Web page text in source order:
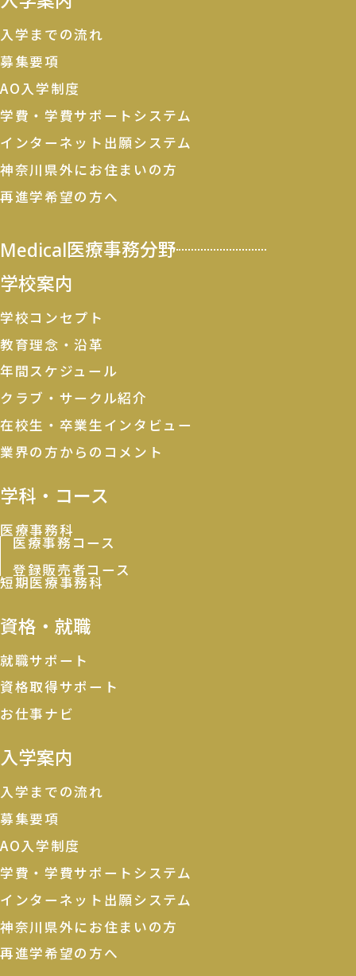
入学までの流れ
募集要項
AO入学制度
学費・学費サポートシステム
インターネット出願システム
神奈川県外にお住まいの方
再進学希望の方へ
Medical医療事務分野
学校案内
学校コンセプト
教育理念・沿革
年間スケジュール
クラブ・サークル紹介
在校生・卒業生インタビュー
業界の方からのコメント
学科・コース
医療事務科
医療事務コース
登録販売者コース
短期医療事務科
資格・就職
就職サポート
資格取得サポート
お仕事ナビ
入学案内
入学までの流れ
募集要項
AO入学制度
学費・学費サポートシステム
インターネット出願システム
神奈川県外にお住まいの方
再進学希望の方へ